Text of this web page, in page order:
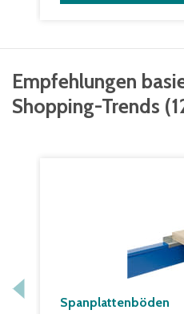
Empfehlungen
Shopping-Trends (
Spanplattenböden